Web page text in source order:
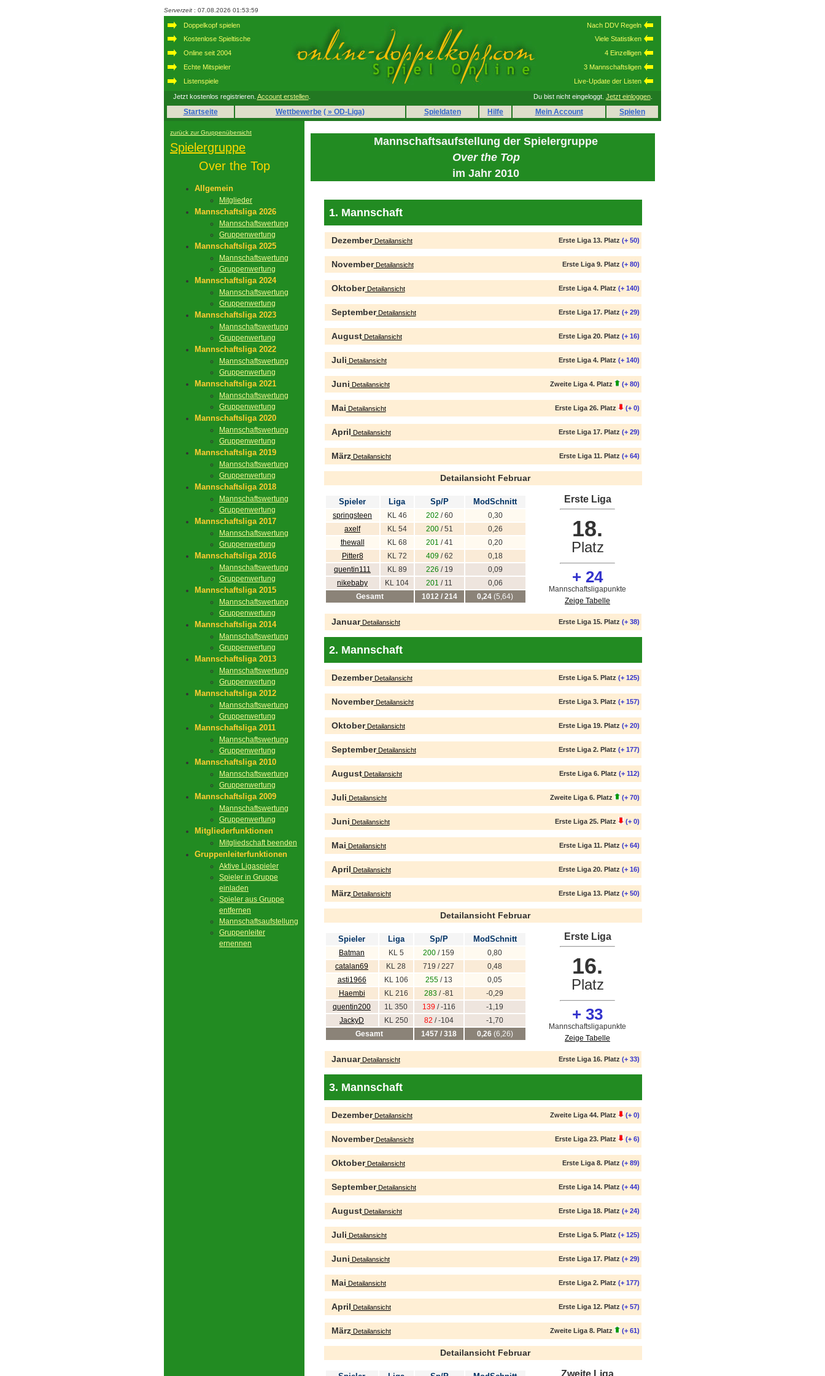
Serverzeit : 07.08.2026 01:53:59
Doppelkopf spielen
Kostenlose Spieltische
Online seit 2004
Echte Mitspieler
Listenspiele
Nach DDV Regeln
Viele Statistiken
4 Einzelligen
3 Mannschaftsligen
Live-Update der Listen
Jetzt kostenlos registrieren. Account erstellen. Du bist nicht eingeloggt. Jetzt einloggen.
Startseite Wettbewerbe ( » OD-Liga) Spieldaten Hilfe Mein Account Spielen
zurück zur Gruppenübersicht
Spielergruppe
Over the Top
Allgemein
Mitglieder
Mannschaftsliga 2026
Mannschaftswertung
Gruppenwertung
Mannschaftsliga 2025
Mannschaftswertung
Gruppenwertung
Mannschaftsliga 2024
Mannschaftswertung
Gruppenwertung
Mannschaftsliga 2023
Mannschaftswertung
Gruppenwertung
Mannschaftsliga 2022
Mannschaftswertung
Gruppenwertung
Mannschaftsliga 2021
Mannschaftswertung
Gruppenwertung
Mannschaftsliga 2020
Mannschaftswertung
Gruppenwertung
Mannschaftsliga 2019
Mannschaftswertung
Gruppenwertung
Mannschaftsliga 2018
Mannschaftswertung
Gruppenwertung
Mannschaftsliga 2017
Mannschaftswertung
Gruppenwertung
Mannschaftsliga 2016
Mannschaftswertung
Gruppenwertung
Mannschaftsliga 2015
Mannschaftswertung
Gruppenwertung
Mannschaftsliga 2014
Mannschaftswertung
Gruppenwertung
Mannschaftsliga 2013
Mannschaftswertung
Gruppenwertung
Mannschaftsliga 2012
Mannschaftswertung
Gruppenwertung
Mannschaftsliga 2011
Mannschaftswertung
Gruppenwertung
Mannschaftsliga 2010
Mannschaftswertung
Gruppenwertung
Mannschaftsliga 2009
Mannschaftswertung
Gruppenwertung
Mitgliederfunktionen
Mitgliedschaft beenden
Gruppenleiterfunktionen
Aktive Ligaspieler
Spieler in Gruppe
einladen
Spieler aus Gruppe
entfernen
Mannschaftsaufstellung
Gruppenleiter
ernennen
Mannschaftsaufstellung der Spielergruppe
Over the Top
im Jahr 2010
1. Mannschaft
DezemberDetailansicht Erste Liga 13. Platz (+ 50)
NovemberDetailansicht Erste Liga 9. Platz (+ 80)
OktoberDetailansicht Erste Liga 4. Platz (+ 140)
SeptemberDetailansicht Erste Liga 17. Platz (+ 29)
AugustDetailansicht Erste Liga 20. Platz (+ 16)
Juli Detailansicht Erste Liga 4. Platz (+ 140)
Juni Detailansicht Zweite Liga 4. Platz (+ 80)
Mai Detailansicht Erste Liga 26. Platz (+ 0)
April Detailansicht Erste Liga 17. Platz (+ 29)
MärzDetailansicht Erste Liga 11. Platz (+ 64)
Detailansicht Februar
Spieler Liga Sp/P ModSchnitt
springsteen KL 46 202 / 60
0,30
axelf
KL 54 200/ 51
0,26
thewall
KL 68 201 / 41
0,20
Pitter8
KL 72 409/ 62
0,18
quentin111
KL 89 226 / 19
0,09
nikebaby
KL 104 201 / 11
0,06
Gesamt
1012 / 214 0,24 (5,64)
Erste Liga
18.
Platz
+ 24
Mannschaftsligapunkte
Zeige Tabelle
JanuarDetailansicht Erste Liga 15. Platz (+ 38)
2. Mannschaft
DezemberDetailansicht Erste Liga 5. Platz (+ 125)
NovemberDetailansicht Erste Liga 3. Platz (+ 157)
OktoberDetailansicht Erste Liga 19. Platz (+ 20)
SeptemberDetailansicht Erste Liga 2. Platz (+ 177)
AugustDetailansicht Erste Liga 6. Platz (+ 112)
Juli Detailansicht Zweite Liga 6. Platz (+ 70)
Juni Detailansicht Erste Liga 25. Platz (+ 0)
Mai Detailansicht Erste Liga 11. Platz (+ 64)
April Detailansicht Erste Liga 20. Platz (+ 16)
MärzDetailansicht Erste Liga 13. Platz (+ 50)
Detailansicht Februar
Spieler Liga Sp/P ModSchnitt
Batman KL 5 200 / 159
0,80
catalan69
KL 28 719 / 227
0,48
asti1966
KL 106 255/ 13
0,05
Haembi
KL 216 283/ -81
-0,29
quentin200
1L 350 139 / -116
-1,19
JackyD
KL 250 82 / -104
-1,70
Gesamt
1457 / 318 0,26 (6,26)
Erste Liga
16.
Platz
+ 33
Mannschaftsligapunkte
Zeige Tabelle
JanuarDetailansicht Erste Liga 16. Platz (+ 33)
3. Mannschaft
DezemberDetailansicht Zweite Liga 44. Platz (+ 0)
NovemberDetailansicht Erste Liga 23. Platz (+ 6)
OktoberDetailansicht Erste Liga 8. Platz (+ 89)
SeptemberDetailansicht Erste Liga 14. Platz (+ 44)
AugustDetailansicht Erste Liga 18. Platz (+ 24)
Juli Detailansicht Erste Liga 5. Platz (+ 125)
Juni Detailansicht Erste Liga 17. Platz (+ 29)
Mai Detailansicht Erste Liga 2. Platz (+ 177)
April Detailansicht Erste Liga 12. Platz (+ 57)
MärzDetailansicht Zweite Liga 8. Platz (+ 61)
Detailansicht Februar
Zweite Liga